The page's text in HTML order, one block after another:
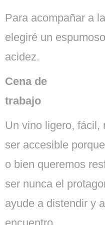
Para acompañar a
elegiré un
acidez.
Cena de
trabajo
Un vino ligero, fácil,
ser accesible
o bien queremos
ser nunca el
ayude a distendir y